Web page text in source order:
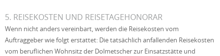
5. REISEKOSTEN UND REISETAGEHONORAR
Wenn nicht anders vereinbart, werden die Reisekosten vom
Auftraggeber wie folgt erstattet: Die tatsächlich anfallenden Reisekosten
vom beruflichen Wohnsitz der Dolmetscher zur Einsatzstätte und